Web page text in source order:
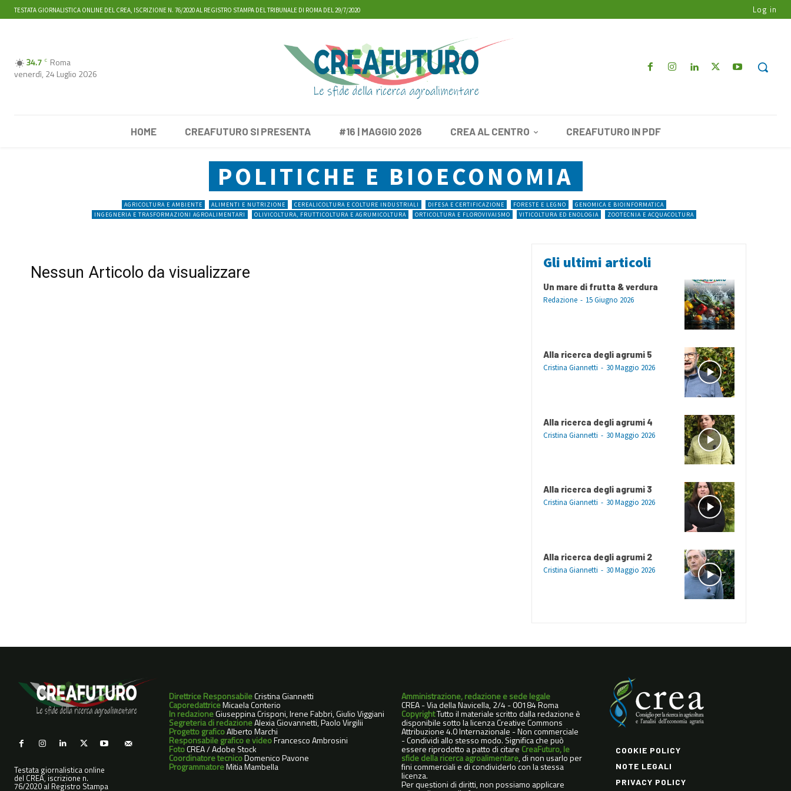
TESTATA GIORNALISTICA ONLINE DEL CREA, ISCRIZIONE N. 76/2020 AL REGISTRO STAMPA DEL TRIBUNALE DI ROMA DEL 29/7/2020 Log in
34.7 C Roma
venerdì, 24 Luglio 2026
HOME CREAFUTURO SI PRESENTA #16 | MAGGIO 2026 CREA AL CENTRO CREAFUTURO IN PDF
POLITICHE E BIOECONOMIA
AGRICOLTURA E AMBIENTE ALIMENTI E NUTRIZIONE CEREALICOLTURA E COLTURE INDUSTRIALI DIFESA E CERTIFICAZIONE FORESTE E LEGNO
GENOMICA E BIOINFORMATICA
INGEGNERIA E TRASFORMAZIONI AGROALIMENTARI
OLIVICOLTURA, FRUTTICOLTURA E AGRUMICOLTURA ORTICOLTURA E FLOROVIVAISMO VITICOLTURA ED ENOLOGIA ZOOTECNIA E ACQUACOLTURA
Nessun Articolo da visualizzare
Gli ultimi articoli
Un mare di frutta & verdura
Redazione - 15 Giugno 2026
Alla ricerca degli agrumi 5
Cristina Giannetti - 30 Maggio 2026
Alla ricerca degli agrumi 4
Cristina Giannetti - 30 Maggio 2026
Alla ricerca degli agrumi 3
Cristina Giannetti - 30 Maggio 2026
Alla ricerca degli agrumi 2
Cristina Giannetti - 30 Maggio 2026
Testata giornalistica online
del CREA, iscrizione n.
76/2020 al Registro Stampa
Direttrice ResponsabileCristina Giannetti
CaporedattriceMicaela Conterio
In redazioneGiuseppina Crisponi, Irene Fabbri, Giulio Viggiani
Segreteria di redazioneAlexia Giovannetti, Paolo Virgilii
Progetto graficoAlberto Marchi
Responsabile grafico e videoFrancesco Ambrosini
FotoCREA / Adobe Stock
Coordinatore tecnicoDomenico Pavone
ProgrammatoreMitia Mambella
Amministrazione, redazione e sede legale
CREA - Via della Navicella, 2/4 - 00184 Roma
CopyrightTutto il materiale scritto dalla redazione è
disponibile sotto la licenza Creative Commons
Attribuzione 4.0 Internazionale - Non commerciale
- Condividi allo stesso modo. Significa che può
essere riprodotto a patto di citare CreaFuturo, le
sfide della ricerca agroalimentare, di non usarlo per
fini commerciali e di condividerlo con la stessa
licenza.
Per questioni di diritti, non possiamo applicare
COOKIE POLICY
NOTE LEGALI
PRIVACY POLICY